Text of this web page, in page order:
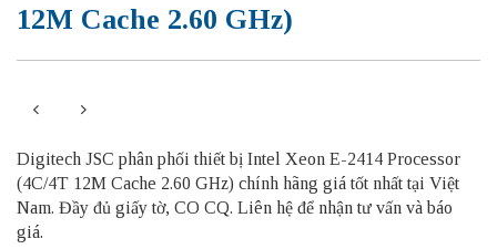
12M Cache 2.60 GHz)
Digitech JSC phân phối thiết bị Intel Xeon E-2414 Processor
(4C/4T 12M Cache 2.60 GHz) chính hãng giá tốt nhất tại Việt
Nam. Đầy đủ giấy tờ, CO CQ. Liên hệ để nhận tư vấn và báo
giá.